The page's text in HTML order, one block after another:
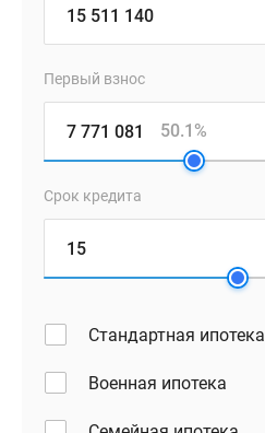
Первый взнос
50.1%
Срок кредита
Стандартная ипотека
Военная ипотека